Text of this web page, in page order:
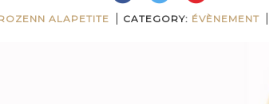
ALAPETITE CATEGORY: ÉVÈNEMENT